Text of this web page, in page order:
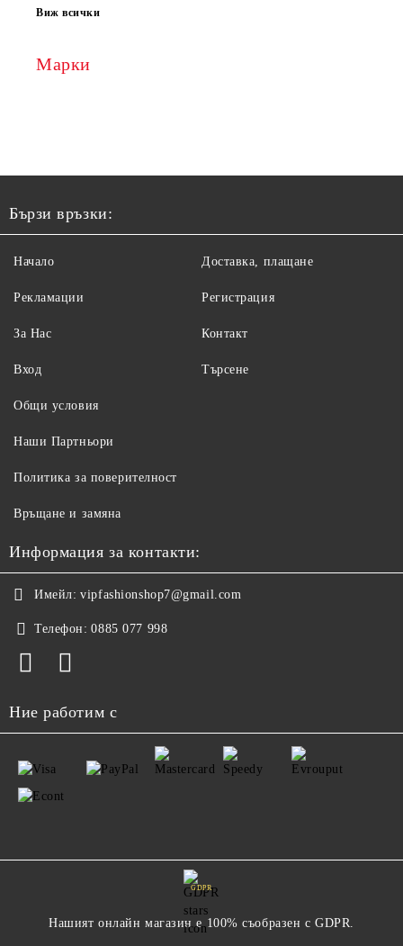
Виж всички
Марки
Бързи връзки:
Начало
Рекламации
За Нас
Вход
Доставка, плащане
Регистрация
Контакт
Търсене
Общи условия
Наши Партньори
Политика за поверителност
Връщане и замяна
Информация за контакти:
Имейл: vipfashionshop7@gmail.com
Телефон: 0885 077 998
Ние работим с
GDPR
Нашият онлайн магазин е 100% съобразен с GDPR.